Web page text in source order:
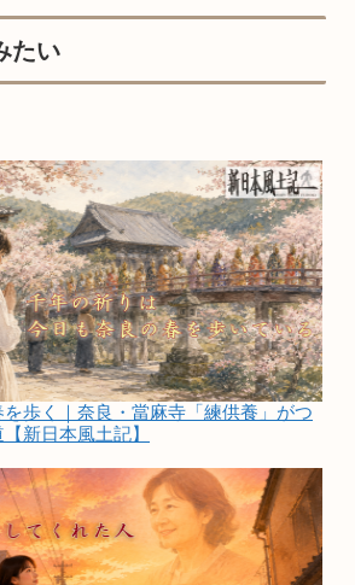
たい
歩く｜奈良・當麻寺「練供養」がつ
新日本風土記】